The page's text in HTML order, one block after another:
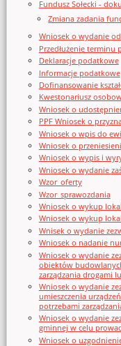
Fundusz Sołecki -
Zmiana zadania
Wniosek o wydanie
Przedłużenie terminu
Deklaracje podatkowe
Informacje podatkowe
Dofinansowanie
Kwestonariusz
Wniosek o
PPF Wniosek o
Wniosek o wpis do
Wniosek o
Wniosek o wypis i
Wniosek o wydanie
Wzor_oferty
Wzor_sprawozdania
Wniosek o wykup
Wniosek o wykup
Wnisek o wydanie
Wniosek o nadanie
Wniosek o wydanie
obiektów
zarządzania drogami
Wniosek o wydanie
umieszczenia
potrzebami
Wniosek o wydanie
gminnej w celu
Wniosek o